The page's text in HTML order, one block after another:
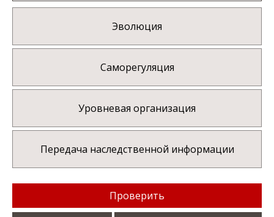
Эволюция
Саморегуляция
Уровневая организация
Передача наследственной информации
Проверить